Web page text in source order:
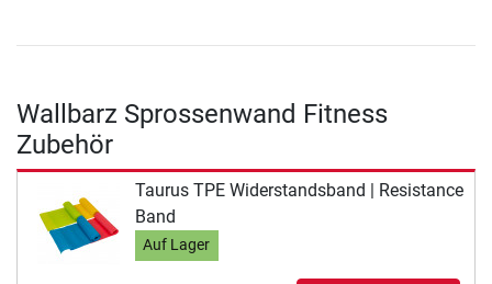
Wallbarz Sprossenwand Fitness
Zubehör
Taurus TPE Widerstandsband | Resistance
Band
Auf Lager